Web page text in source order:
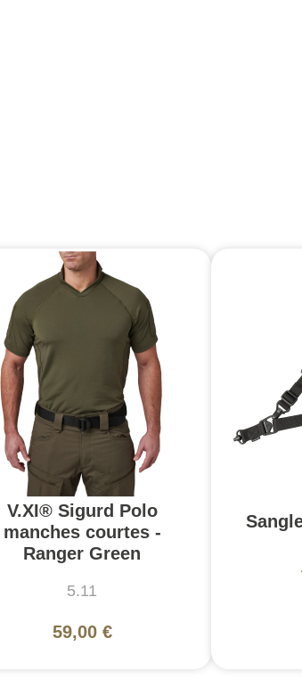
V.XI® Sigurd Polo
manches courtes -
Ranger Green
5.11
59,00 €